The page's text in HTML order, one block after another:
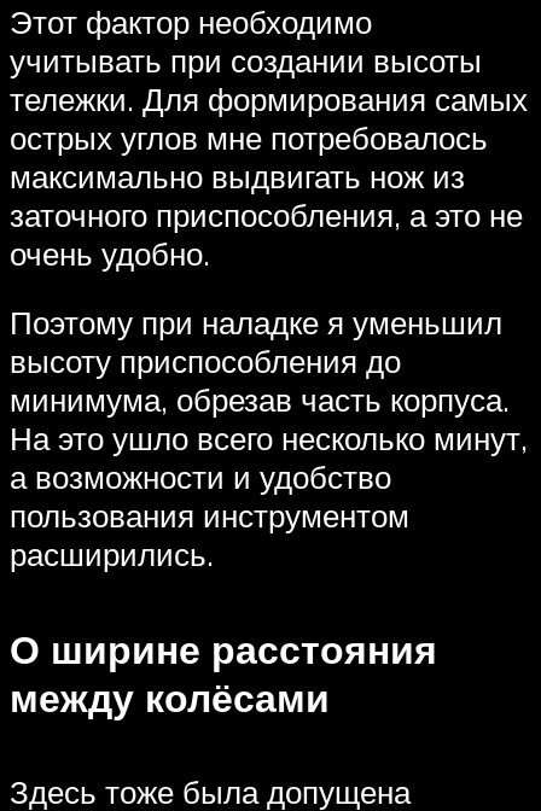
Этот фактор необходимо
учитывать при создании высоты
тележки. Для формирования самых
острых углов мне потребовалось
максимально выдвигать нож из
заточного приспособления, а это не
очень удобно.
Поэтому при наладке я уменьшил
высоту приспособления до
минимума, обрезав часть корпуса.
На это ушло всего несколько минут,
а возможности и удобство
пользования инструментом
расширились.
О ширине расстояния
между колёсами
Здесь тоже была допущена